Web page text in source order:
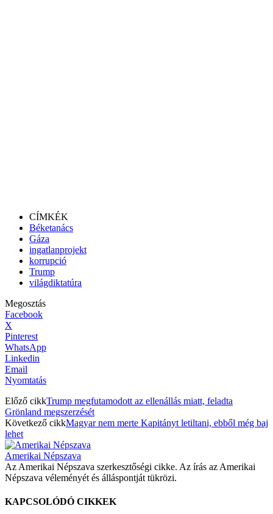
CÍMKÉK
Béketanács
Gáza
ingatlanprojekt
korrupció
Trump
világdiktatúra
Megosztás
Facebook
X
Pinterest
WhatsApp
Linkedin
Email
Nyomtatás
Előző cikkTrump megfutamodott az ellenállás miatt, feladta
Grönland megszerzését
Következő cikkMagyar nem merte Kapitányt letiltani, ebből még baj
lehet
Amerikai Népszava
Az Amerikai Népszava szerkesztőségi cikke. Az írás az Amerikai
Népszava véleményét és álláspontját tükrözi.
KAPCSOLÓDÓ CIKKEK